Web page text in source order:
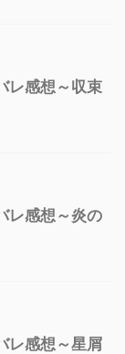
レ感想～収束
レ感想～炎の
レ感想～星屑